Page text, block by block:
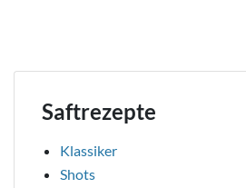
Saftrezepte
Klassiker
Shots